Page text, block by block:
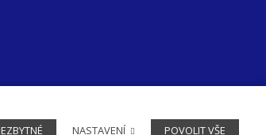
runs onsolidpixels.
NASTAVENÍ POVOLIT VŠE